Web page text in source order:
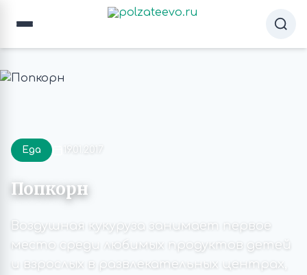
Еда 19.01.2017
Попкорн
Воздушная кукуруза занимает первое
место среди любимых продуктов детей
и взрослых в развлекательных центрах,